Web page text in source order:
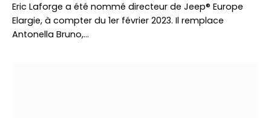
Eric Laforge a été nommé directeur de Jeep® Europe
Elargie, à compter du 1er février 2023. Il remplace
Antonella Bruno,…